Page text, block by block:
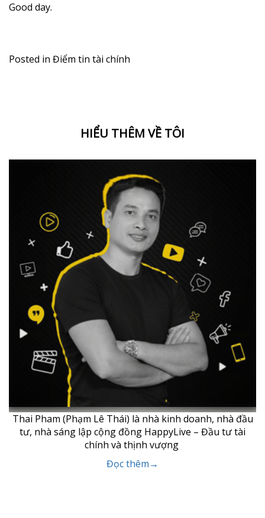
Good day.
Posted in Điểm tin tài chính
HIỂU THÊM VỀ TÔI
Thai Pham (Phạm Lê Thái) là nhà kinh doanh, nhà đầu
tư, nhà sáng lập cộng đồng HappyLive – Đầu tư tài
chính và thịnh vượng
Đọc thêm→